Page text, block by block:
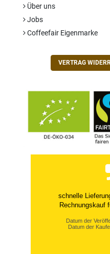
Über uns
Jobs
Coffeefair Eigenmarke
VERTRAG
schnelle
Rechnungskauf
Datum der
Datum der